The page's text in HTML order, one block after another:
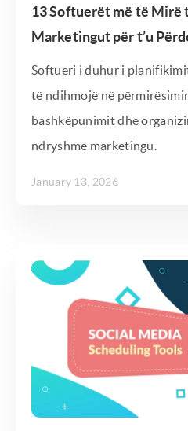
13 Softuerët më të
Marketingut për t’u
Softueri i duhur i
të ndihmojë në
bashkëpunimit dhe
ndryshme marketingu.
January 13, 2026